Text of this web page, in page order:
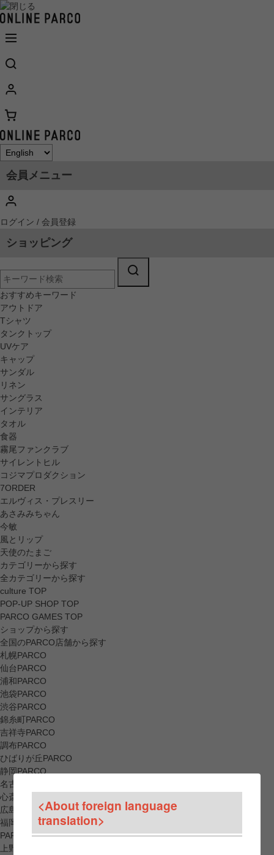
会員メニュー
ログイン / 会員登録
ショッピング
おすすめキーワード
アウトドア
Tシャツ
タンクトップ
UVケア
キャップ
サンダル
リネン
サングラス
インテリア
タオル
食器
霧尾ファンクラブ
サイレントヒル
コジマプロダクション
7ORDER
エルヴィス・プレスリー
あさみみちゃん
今敏
風とリップ
天使のたまご
カテゴリーから探す
全カテゴリーから探す
culture TOP
POP-UP SHOP TOP
PARCO GAMES TOP
ショップから探す
全国のPARCO店舗から探す
札幌PARCO
仙台PARCO
浦和PARCO
池袋PARCO
渋谷PARCO
錦糸町PARCO
吉祥寺PARCO
調布PARCO
ひばりが丘PARCO
静岡PARCO
名古屋PARCO
心斎橋PARCO
広島PARCO
福岡PARCO
PARCO_ya
上野
<About foreign language
translation>